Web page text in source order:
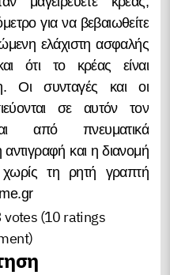
για να βεβαιωθείτε
ελάχιστη ασφαλής
ότι το κρέας είναι
Οι συνταγές και οι
σε αυτόν τον
από πνευματικά
και η διανομή
τη ρητή γραπτή
(10 ratings
)